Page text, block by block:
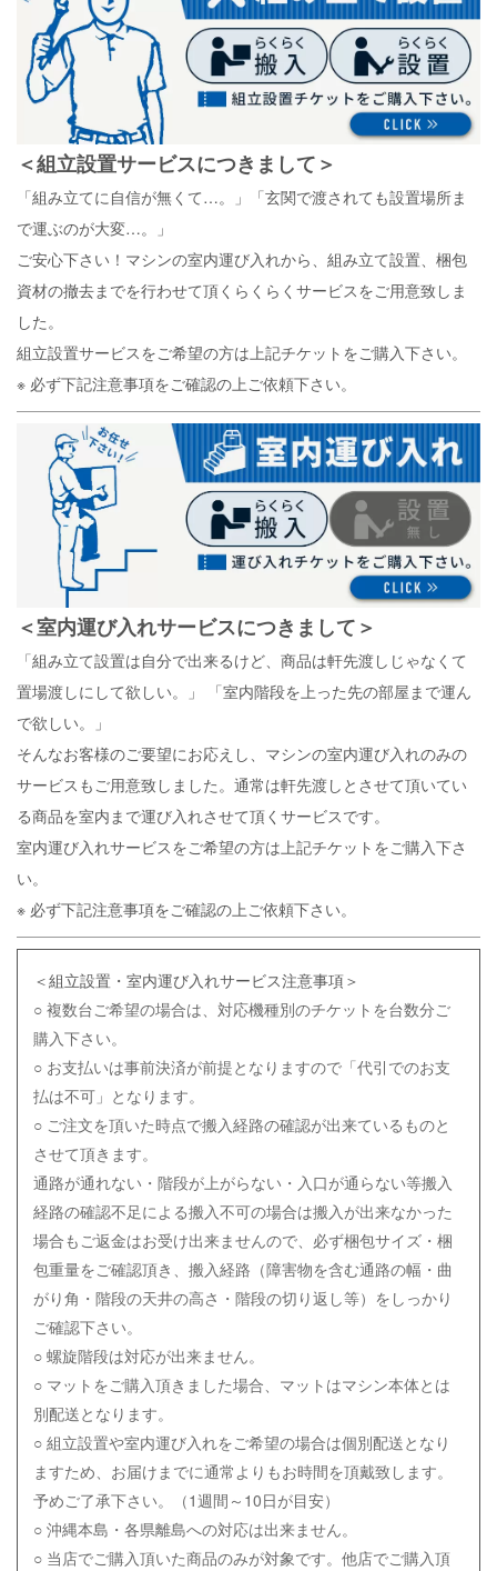
＜組立設置サービスにつきまして＞
「組み立てに自信が無くて…。」「玄関で渡されても設置場所ま
で運ぶのが大変…。」
ご安心下さい！マシンの室内運び入れから、組み立て設置、梱包
資材の撤去までを行わせて頂くらくらくサービスをご用意致しま
した。
組立設置サービスをご希望の方は上記チケットをご購入下さい。
※ 必ず下記注意事項をご確認の上ご依頼下さい。
＜室内運び入れサービスにつきまして＞
「組み立て設置は自分で出来るけど、商品は軒先渡しじゃなくて
置場渡しにして欲しい。」
「室内階段を上った先の部屋まで運ん
で欲しい。」
そんなお客様のご要望にお応えし、マシンの室内運び入れのみの
サービスもご用意致しました。通常は軒先渡しとさせて頂いてい
る商品を室内まで運び入れさせて頂くサービスです。
室内運び入れサービスをご希望の方は上記チケットをご購入下さ
い。
※ 必ず下記注意事項をご確認の上ご依頼下さい。
＜組立設置・室内運び入れサービス注意事項＞
○ 複数台ご希望の場合は、対応機種別のチケットを台数分ご
購入下さい。
○ お支払いは事前決済が前提となりますので「代引でのお支
払は不可」となります。
○ ご注文を頂いた時点で搬入経路の確認が出来ているものと
させて頂きます。
通路が通れない・階段が上がらない・入口が通らない等搬入
経路の確認不足による搬入不可の場合は搬入が出来なかった
場合もご返金はお受け出来ませんので、必ず梱包サイズ・梱
包重量をご確認頂き、搬入経路（障害物を含む通路の幅・曲
がり角・階段の天井の高さ・階段の切り返し等）をしっかり
ご確認下さい。
○ 螺旋階段は対応が出来ません。
○ マットをご購入頂きました場合、マットはマシン本体とは
別配送となります。
○ 組立設置や室内運び入れをご希望の場合は個別配送となり
ますため、お届けまでに通常よりもお時間を頂戴致します。
予めご了承下さい。（1週間～10日が目安）
○ 沖縄本島・各県離島への対応は出来ません。
○ 当店でご購入頂いた商品のみが対象です。他店でご購入頂